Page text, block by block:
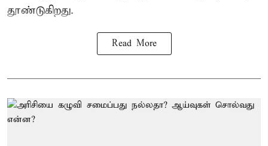
தூண்டுகிறது.
Read More